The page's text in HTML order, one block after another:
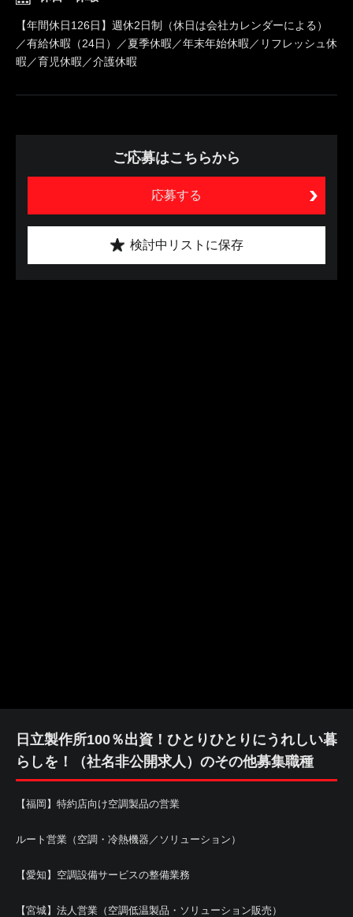
【年間休日126日】週休2日制（休日は会社カレンダーによる）
／有給休暇（24日）／夏季休暇／年末年始休暇／リフレッシュ休
暇／育児休暇／介護休暇
ご応募はこちらから
応募する
検討中リストに保存
日立製作所100％出資！ひとりひとりにうれしい暮
らしを！（社名非公開求人）のその他募集職種
【福岡】特約店向け空調製品の営業
ルート営業（空調・冷熱機器／ソリューション）
【愛知】空調設備サービスの整備業務
【宮城】法人営業（空調低温製品・ソリューション販売）